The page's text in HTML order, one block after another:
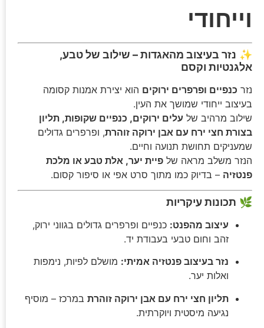
וייחודי
✨ נזר בעיצוב מהאגדות – שילוב של טבע,
אלגנטיות וקסם
נזר כנפיים ופרפרים ירוקים הוא יצירת אמנות קסומה
בעיצוב ייחודי שמושך את העין.
שילוב מרהיב של עלים ירוקים, כנפיים שקופות, תליון
בצורת חצי ירח עם אבן ירוקה זוהרת, ופרפרים גדולים
שמעניקים תחושת תנועה וחיים.
הנזר משלב מראה של פיית יער, אלת טבע או מלכת
פנטזיה – בדיוק כמו מתוך סרט אפי או סיפור קסום.
🌿 תכונות עיקריות
עיצוב מהפנט: כנפיים ופרפרים גדולים בגווני ירוק,
זהב וחום טבעי בעבודת יד.
נזר בעיצוב פנטזיה אמיתי: מושלם לפיות, נימפות
ואלות יער.
תליון חצי ירח עם אבן ירוקה זוהרת במרכז – מוסיף
נגיעה מיסטית ויוקרתית.